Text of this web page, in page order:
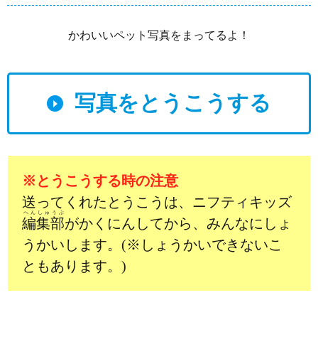
かわいいペット写真をまってるよ！
写真をとうこうする
※とうこうする時の注意
送ってくれたとうこうは、ニフティキッズ
編集部
へんしゅうぶ
がかくにんしてから、みんなにしょ
うかいします。(※しょうかいできないこ
ともあります。)